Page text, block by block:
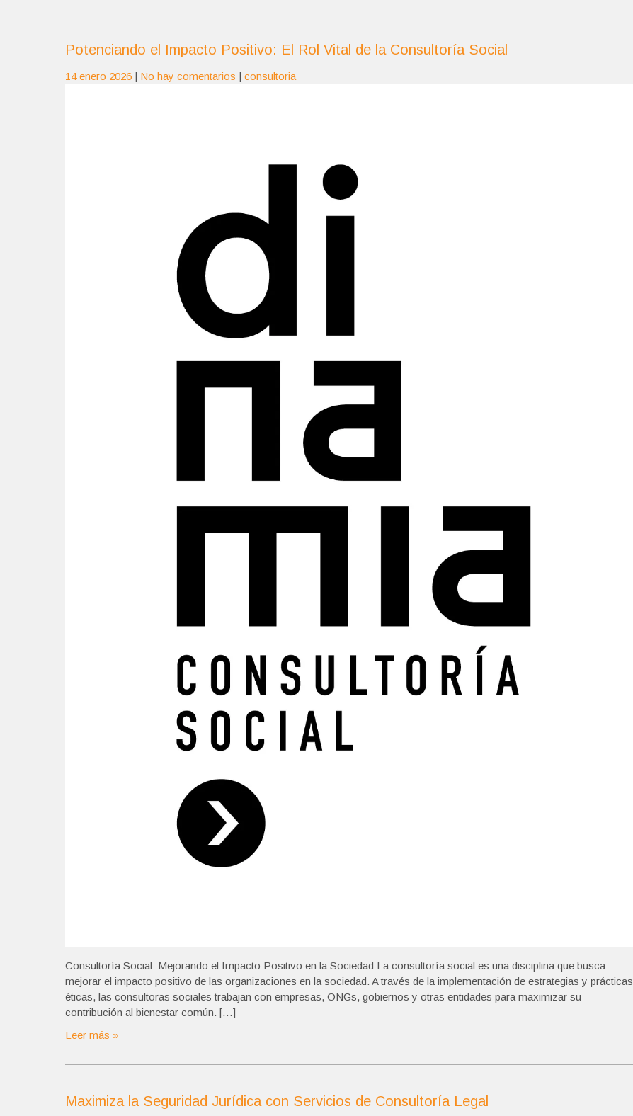
Potenciando el Impacto Positivo: El Rol Vital de la Consultoría Social
14 enero 2026 | No hay comentarios | consultoria
Consultoría Social: Mejorando el Impacto Positivo en la Sociedad La consultoría social es una disciplina que busca
mejorar el impacto positivo de las organizaciones en la sociedad. A través de la implementación de estrategias y prácticas
éticas, las consultoras sociales trabajan con empresas, ONGs, gobiernos y otras entidades para maximizar su
contribución al bienestar común. […]
Leer más »
Maximiza la Seguridad Jurídica con Servicios de Consultoría Legal